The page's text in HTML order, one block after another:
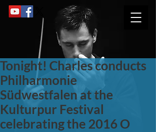
Tonight! Charles conducts
Philharmonie
Südwestfalen at the
Kulturpur Festival
celebrating the 2016 O